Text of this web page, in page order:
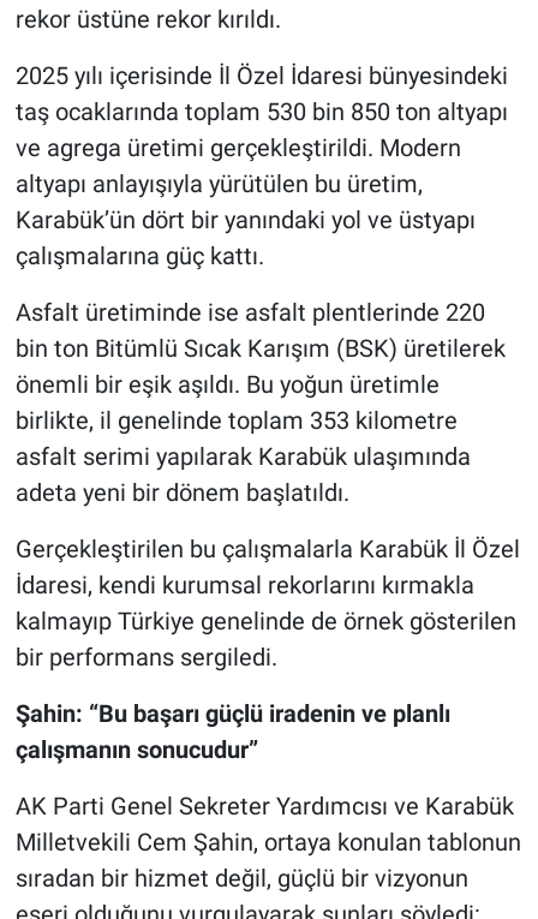
rekor üstüne rekor kırıldı.
2025 yılı içerisinde İl Özel İdaresi bünyesindeki
taş ocaklarında toplam 530 bin 850 ton altyapı
ve agrega üretimi gerçekleştirildi. Modern
altyapı anlayışıyla yürütülen bu üretim,
Karabük’ün dört bir yanındaki yol ve üstyapı
çalışmalarına güç kattı.
Asfalt üretiminde ise asfalt plentlerinde 220
bin ton Bitümlü Sıcak Karışım (BSK) üretilerek
önemli bir eşik aşıldı. Bu yoğun üretimle
birlikte, il genelinde toplam 353 kilometre
asfalt serimi yapılarak Karabük ulaşımında
adeta yeni bir dönem başlatıldı.
Gerçekleştirilen bu çalışmalarla Karabük İl Özel
İdaresi, kendi kurumsal rekorlarını kırmakla
kalmayıp Türkiye genelinde de örnek gösterilen
bir performans sergiledi.
Şahin: “Bu başarı güçlü iradenin ve planlı
çalışmanın sonucudur”
AK Parti Genel Sekreter Yardımcısı ve Karabük
Milletvekili Cem Şahin, ortaya konulan tablonun
sıradan bir hizmet değil, güçlü bir vizyonun